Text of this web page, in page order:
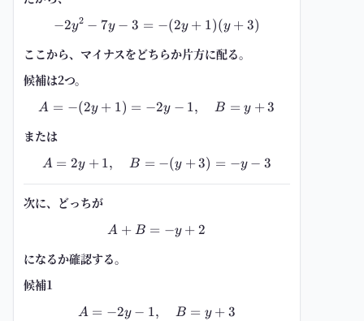
-2y^2-7y-3=-(2y+1)(y+3)
−2y2 − 7y − 3 = −(2y + 1)(y + 3)
ここから、マイナスをどちらか片方に配る。
候補は2つ。
A=-(2y+1)=-2y-1,\quad B=y+3
A = −(2y + 1) = −2y − 1, B = y +3
または
A=2y+1,\quad B=-(y+3)=-y-3
A = 2y + 1, B = −(y +3) = −y − 3
次に、どっちが
A+B=-y+2
A + B = −y + 2
になるか確認する。
候補1
A=-2y-1,\quad B=y+3
A = −2y − 1, B = y + 3